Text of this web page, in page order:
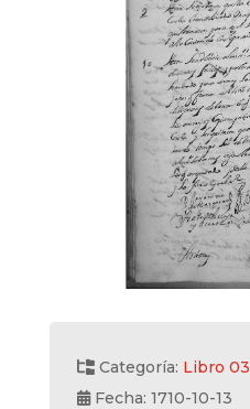
Categoría: Libro 03
Fecha: 1710-10-13